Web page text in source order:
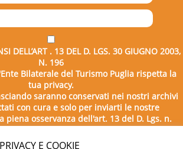
DELL’ART . 13 DEL D. LGS. 30 GIUGNO 2003,
N. 196
Bilaterale del Turismo Puglia rispetta la
tua privacy.
saranno conservati nei nostri archivi
con cura e solo per inviarti le nostre
piena osservanza dell'art. 13 del D. Lgs. n.
196/2003.
E COOKIE